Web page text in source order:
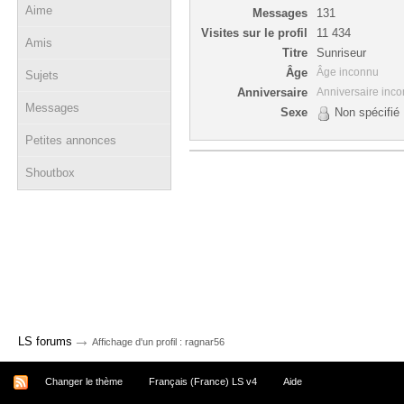
Aime
Amis
Sujets
Messages
Petites annonces
Shoutbox
Messages
131
Visites sur le profil
11 434
Titre
Sunriseur
Âge
Âge inconnu
Anniversaire Anniversaire
Sexe Non spécifié
LS forums → Affichage d'un profil : ragnar56
Changer le thème Français (France) LS v4 Aide